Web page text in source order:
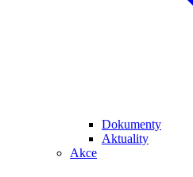
Dokumenty
Aktuality
Akce